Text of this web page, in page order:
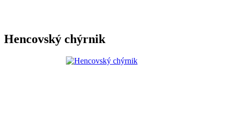
Hencovský chýrnik